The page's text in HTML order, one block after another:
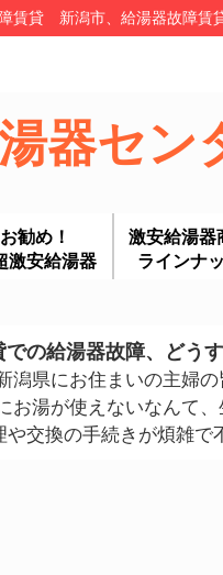
賃貸 新潟市、給湯器故障賃
器セン
お勧め！
安給湯器
激安給湯器
ラインナ
での給湯器故障、どう
潟県にお住まいの主婦
お湯が使えないなんて
や交換の手続きが煩雑